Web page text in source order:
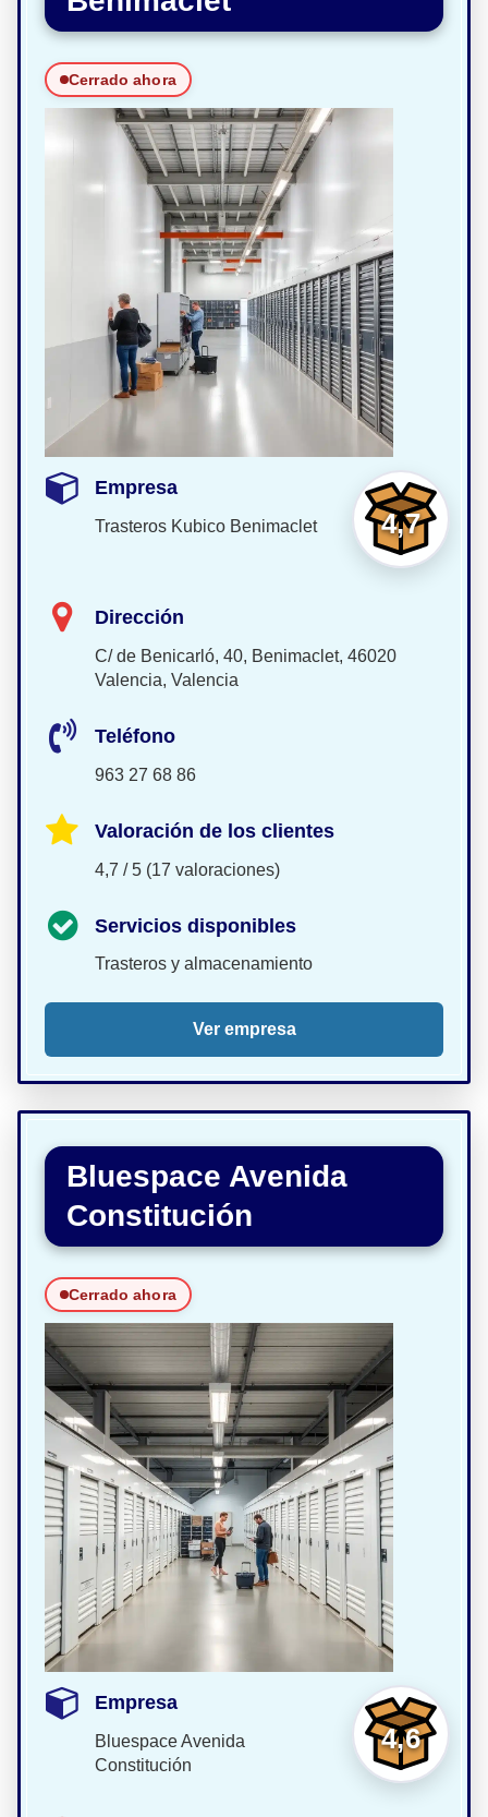
Cerrado ahora
4,7
Empresa
Trasteros Kubico Benimaclet
Dirección
C/ de Benicarló, 40, Benimaclet, 46020
Valencia, Valencia
Teléfono
963 27 68 86
Valoración de los clientes
4,7 / 5 (17 valoraciones)
Servicios disponibles
Trasteros y almacenamiento
Ver empresa
Bluespace Avenida
Constitución
Cerrado ahora
4,6
Empresa
Bluespace Avenida
Constitución